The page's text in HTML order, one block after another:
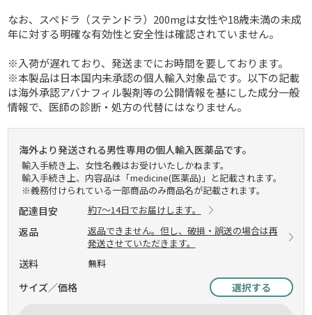
なお、スペドラ（ステンドラ）200mgは女性や18歳未満の未成
年に対する明確な有効性と安全性は確認されていません。
※入荷が遅れており、発送までにお時間を要しております。
※本製品は日本国内未承認の個人輸入対象品です。以下の記載
は海外承認アバナフィル製剤等の公開情報を基にした成分一般
情報で、医師の診断・処方の代替にはなりません。
海外より発送される男性専用の個人輸入医薬品です。
輸入手続き上、女性名義はお受けいたしかねます。
輸入手続き上、内容品は「medicine(医薬品)」と記載されます。
※義務付けられている一部商品のみ商品名が記載されます。
配達目安 約7～14日でお届けします。
返品
返品できません。但し、破損・誤送の場合は再
発送させていただきます。
送料 無料
サイズ／価格 選択する